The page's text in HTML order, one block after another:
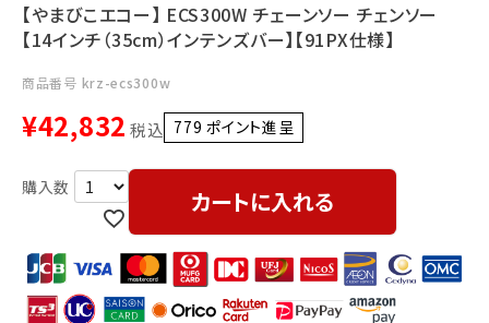
メールでのお問い合わせ
info@agriz.net
FAXでのご注文
0739-72-453224時間受付
【やまびこエコー】 ECS300W チェーンソー チェンソー
【14インチ（35cm）インテンズバー】【91PX仕様】
商品番号 krz-ecs300w
¥42,832 税込 779 ポイント進呈 ]
カートに入れる